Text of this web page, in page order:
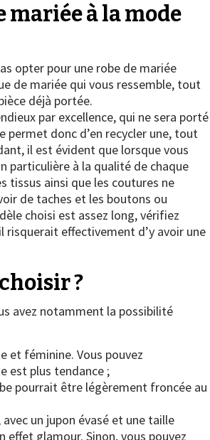
à la mode
opter pour une robe de mariée
de mariée qui vous ressemble, tout
déjà portée.
par excellence, qui ne sera porté
permet donc d’en recycler une, tout
il est évident que lorsque vous
particulière à la qualité de chaque
tissus ainsi que les coutures ne
de taches et les boutons ou
choisi est assez long, vérifiez
risquerait effectivement d’y avoir une
?
avez notamment la possibilité
et féminine. Vous pouvez
est plus tendance ;
pourrait être légèrement froncée au
un jupon évasé et une taille
effet glamour. Sinon, vous pouvez